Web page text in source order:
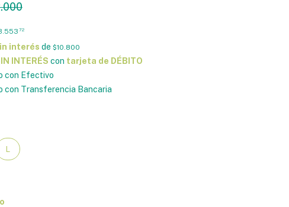
72
interés de $10.800
INTERÉS con tarjeta de DÉBITO
con Efectivo
con Transferencia Bancaria
L